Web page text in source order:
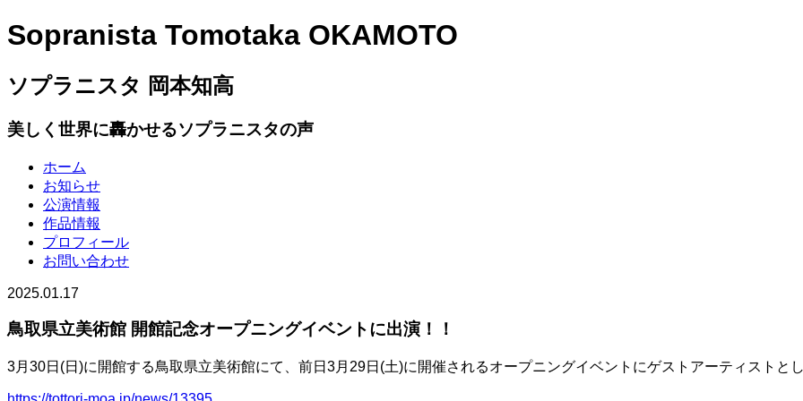
Sopranista Tomotaka OKAMOTO
ソプラニスタ 岡本知高
美しく世界に轟かせるソプラニスタの声
ホーム
お知らせ
公演情報
作品情報
プロフィール
お問い合わせ
2025.01.17
鳥取県立美術館 開館記念オープニングイベントに出演！！
3月30日(日)に開館する鳥取県立美術館にて、前日3月29日(土)に開催されるオープニングイベントにゲストアーティストと